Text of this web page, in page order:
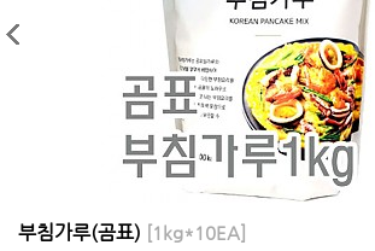
부침가루(곰표) [1kg*10EA]